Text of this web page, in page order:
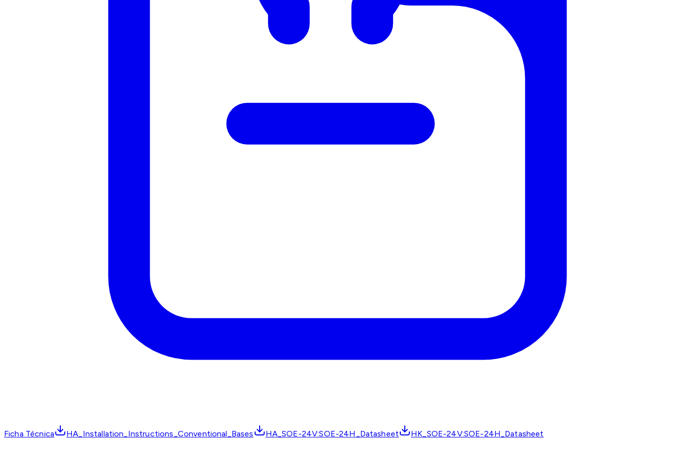
Ficha Técnica HA_Installation_Instructions_Conventional_Bases HA_SOE-24V:SOE-24H_Datasheet HK_SOE-24V:SOE-24H_Datasheet